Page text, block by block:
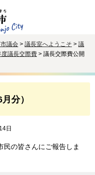
議会 > 議長室へようこそ > 議
議長交際費 > 議長交際費公開
分）
日
民の皆さんにご報告しま